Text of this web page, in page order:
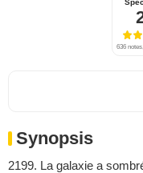
636
Synopsis
2199. La galaxie a